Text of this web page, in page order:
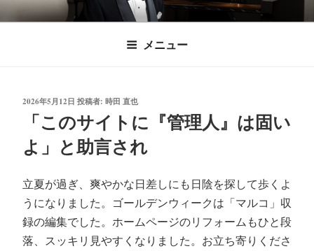
コ
時田直也 声楽
歌うことは希望を語ること、生きることは喜
びも悲しみもわかちあうことかけがえのない
メニュー
投
2026年5月12日 投稿者: 時田 直也
「このサイトに『管理人』は固い
よ」と助言され
立夏が過ぎ、爽やかな日差しにも日陰を探して歩くよ
うになりました。ゴールデンウィークは「マルコ」収
録の編集でした。ホームページのリフォームもひと段
落、スッキリ見やすくなりました。お立ち寄りくださ